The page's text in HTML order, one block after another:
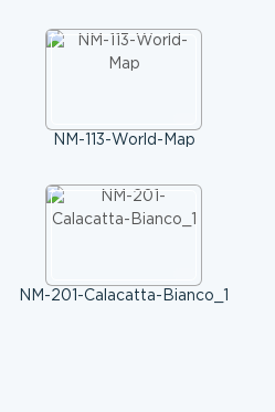
NM-113-World-Map
NM-201-Calacatta-Bianco_1